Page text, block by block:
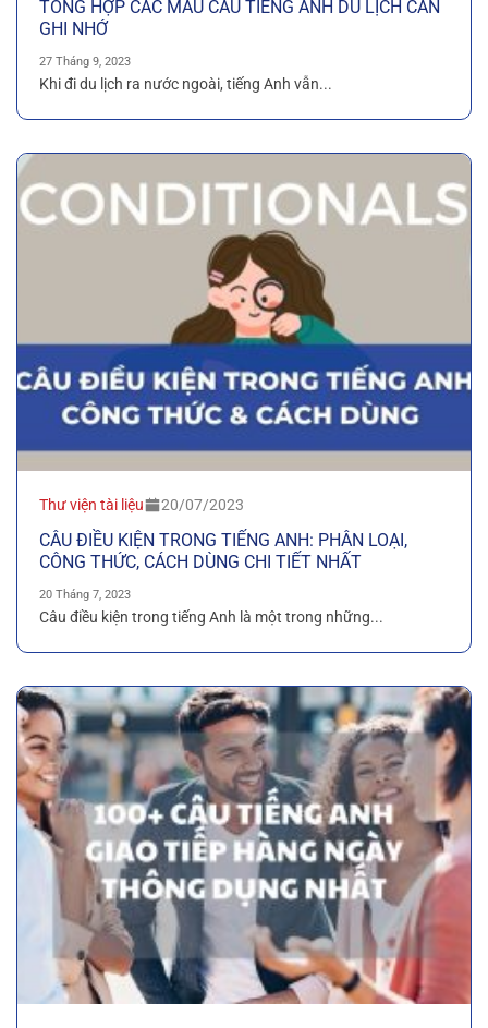
TỔNG HỢP CÁC MẪU CÂU TIẾNG ANH DU LỊCH CẦN
GHI NHỚ
27 Tháng 9, 2023
Khi đi du lịch ra nước ngoài, tiếng Anh vẫn...
Thư viện tài liệu 20/07/2023
CÂU ĐIỀU KIỆN TRONG TIẾNG ANH: PHÂN LOẠI,
CÔNG THỨC, CÁCH DÙNG CHI TIẾT NHẤT
20 Tháng 7, 2023
Câu điều kiện trong tiếng Anh là một trong những...